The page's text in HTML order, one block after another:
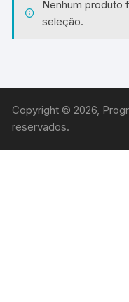
Nenhum produto
seleção.
Copyright © 2026,
reservados.